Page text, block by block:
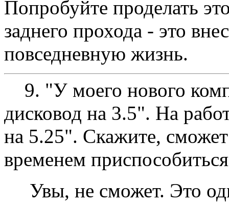
Попробуйте проделать
заднего прохода - это
повседневную жизнь.
9. "У моего нового
дисковод на 3.5". Hа
на 5.25". Скажите,
временем
Увы, не сможет. Это